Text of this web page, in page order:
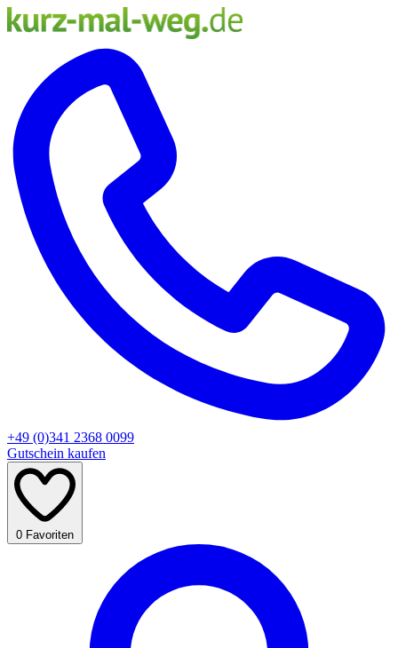
+49 (0)341 2368 0099
Gutschein kaufen
0 Favoriten